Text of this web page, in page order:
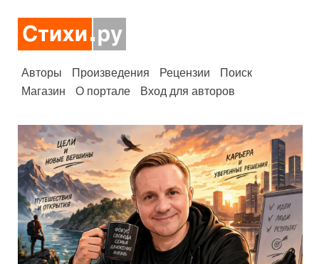
Авторы Произведения Рецензии
Поиск
Магазин
О портале Вход для авторов